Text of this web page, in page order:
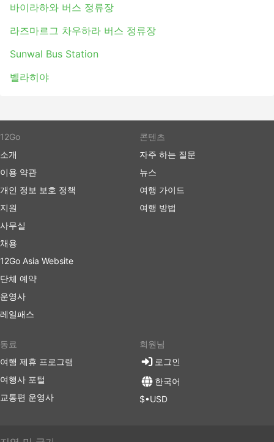
수 있고 최고의 편안함을 제공하지는 않지만 견딜만하
경우, 화장실에 갈 수 있는 시간이 주어지며 간식, 물,
때로는 세면 도구와 담요가 거의 포함됩니다.
스는 넓고 푹신한 리클라이닝 좌석, 담요, 더 적은 수의
새로생긴 시외 버스 터미널은 버스가 도시 혼잡을 피
할 수 있도록 더 큰 고속도로에 가까운 도시 외곽에 위
치하는 경우가 많습니다. 불행히도 여행자에게도 추가
적인 어려움이 생길 수 있습니다.이러한 터미널로 가
에 가려면 특수 운송업체를 이용해야 합니다. 이로 인
는 경우, 특히 출발 지점의 교통 상황에 익숙하지 않은
버스는 기차나 비행기보다 더 자주 일정 시간과 맞지
할 수 없는 사고, 도로 공사, 우회 등 도로 상황을 맞이
특히 그렇습니다. 이 점을 명심하고 연결 교통편 시간
을 긴박하게 계획하지 마세요.
특정 노선 또는 가장 인기 있는 기간에 여행하려면 사
점을 염두에 두세요. 티켓이 모두 매진될 수 있으므로
바이라하와 버스 정류장
라즈마르그 차우하라 버스 정류장
Sunwal Bus Station
벨라히야
12Go
소개
이용 약관
개인 정보 보호 정책
지원
사무실
채용
12Go Asia Website
단체 예약
운영사
레일패스
콘텐츠
자주 하는 질문
뉴스
여행 가이드
여행 방법
동료
여행 제휴 프로그램
여행사 포털
교통편 운영사
회원님
로그인
한국어
$•USD